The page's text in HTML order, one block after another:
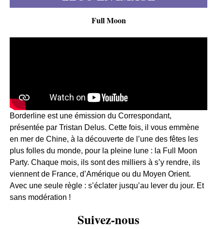
Full Moon
Borderline est une émission du Correspondant,
présentée par Tristan Delus. Cette fois, il vous emmène
en mer de Chine, à la découverte de l’une des fêtes les
plus folles du monde, pour la pleine lune : la Full Moon
Party. Chaque mois, ils sont des milliers à s’y rendre, ils
viennent de France, d’Amérique ou du Moyen Orient.
Avec une seule règle : s’éclater jusqu’au lever du jour. Et
sans modération !
Suivez-nous